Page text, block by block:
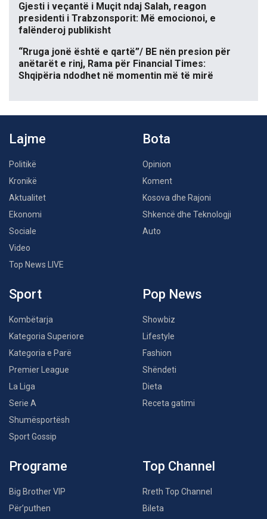
Gjesti i veçantë i Muçit ndaj Salah, reagon
presidenti i Trabzonsporit: Më emocionoi, e
falënderoj publikisht
“Rruga jonë është e qartë”/ BE nën presion për
anëtarët e rinj, Rama për Financial Times:
Shqipëria ndodhet në momentin më të mirë
Lajme
Politikë
Kronikë
Aktualitet
Ekonomi
Sociale
Video
Top News LIVE
Bota
Opinion
Koment
Kosova dhe Rajoni
Shkencë dhe Teknologji
Auto
Sport
Kombëtarja
Kategoria Superiore
Kategoria e Parë
Premier League
La Liga
Serie A
Shumësportësh
Sport Gossip
Pop News
Showbiz
Lifestyle
Fashion
Shëndeti
Dieta
Receta gatimi
Programe
Big Brother VIP
Për’puthen
Top Channel
Rreth Top Channel
Bileta